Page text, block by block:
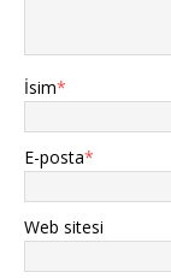
İsim*
E-posta*
Web sitesi